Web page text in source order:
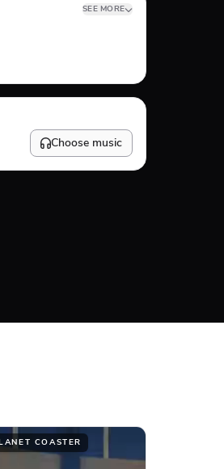
SEE MORE
Choose music
COASTER